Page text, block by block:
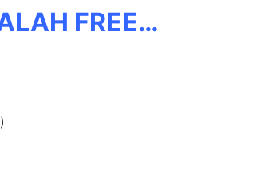
FREE…